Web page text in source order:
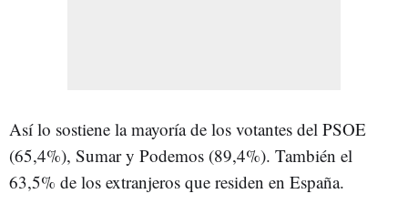
Así lo sostiene la mayoría de los votantes del PSOE
(65,4%), Sumar y Podemos (89,4%). También el
63,5% de los extranjeros que residen en España.